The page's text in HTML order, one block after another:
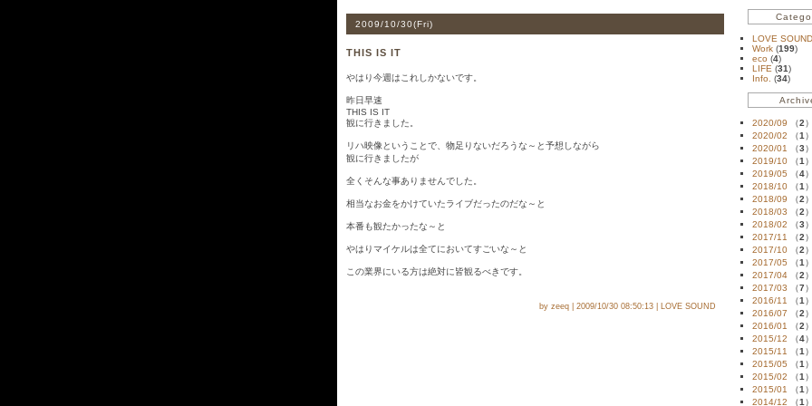
2009/10/30(Fri)
THIS IS IT
やはり今週はこれしかないです。
昨日早速
THIS IS IT
観に行きました。
リハ映像ということで、物足りないだろうな～と予想しながら
観に行きましたが
全くそんな事ありませんでした。
相当なお金をかけていたライブだったのだな～と
本番も観たかったな～と
やはりマイケルは全てにおいてすごいな～と
この業界にいる方は絶対に皆観るべきです。
by zeeq | 2009/10/30 08:50:13 | LOVE SOUND
LOVE SOUND
Work (199)
eco (4)
LIFE (31)
Info. (34)
2020/09 （2）
2020/02 （1 ）
2020/01
（3）
2019/10（1 ）
2019/05 （4）
2018/10（1 ）
2018/09 （2）
2018/03 （2）
2018/02 （3）
2017/11
（2）
2017/10（2）
2017/05 （1 ）
2017/04（2）
2017/03 （7）
2016/11
（1 ）
2016/07 （2）
2016/01
（2）
2015/12 （4）
2015/11
（1 ）
2015/05 （1 ）
2015/02 （1 ）
2015/01
（1 ）
2014/12 （1 ）